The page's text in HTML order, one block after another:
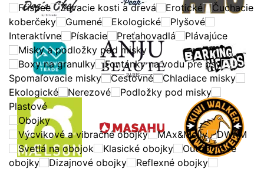
Frisbee
Žuvacie kosti a drevá Erotické
Čuchacie
koberčeky
Gumené Ekologické
Plyšové
Interaktívne
Pískacie Preťahovadlá
Plávajúce
Misky a podložky pod misky
Boxy na granulky
Fontánky na vodu pre psy
Spomaľovacie misky
Cestovné
Chladiace misky
Ekologické
Nerezové
Podložky pod misky
Plastové
Obojky
Výcvikové a vibračné obojky
MAx&Molly
DWAM
Svetlá na obojok
Klasické obojky
Outdoorové
obojky
Dizajnové obojky
Reflexné obojky